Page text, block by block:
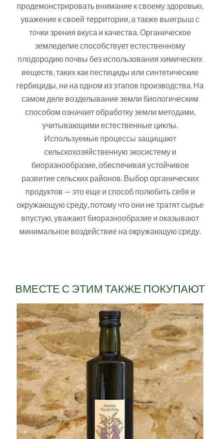
продемонстрировать внимание к своему здоровью,
уважение к своей территории, а также выигрыш с
точки зрения вкуса и качества. Органическое
земледелие способствует естественному
плодородию почвы без использования химических
веществ, таких как пестициды или синтетические
гербициды, ни на одном из этапов производства. На
самом деле возделывание земли биологическим
способом означает обработку земли методами,
учитывающими естественные циклы.
Используемые процессы защищают
сельскохозяйственную экосистему и
биоразнообразие, обеспечивая устойчивое
развитие сельских районов. Выбор органических
продуктов — это еще и способ полюбить себя и
окружающую среду, потому что они не тратят сырье
впустую, уважают биоразнообразие и оказывают
минимальное воздействие на окружающую среду.
ВМЕСТЕ С ЭТИМ ТАКЖЕ ПОКУПАЮТ